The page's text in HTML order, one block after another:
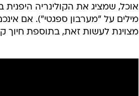
אוכל, שמציג את הקולינריה
מילים על "מערבון ספגטי"). אם
מצוינת לעשות זאת, בתוספת חיוך